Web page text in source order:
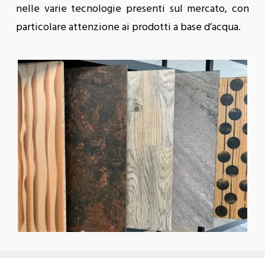
nelle varie tecnologie presenti sul mercato, con
particolare attenzione ai prodotti a base d’acqua.